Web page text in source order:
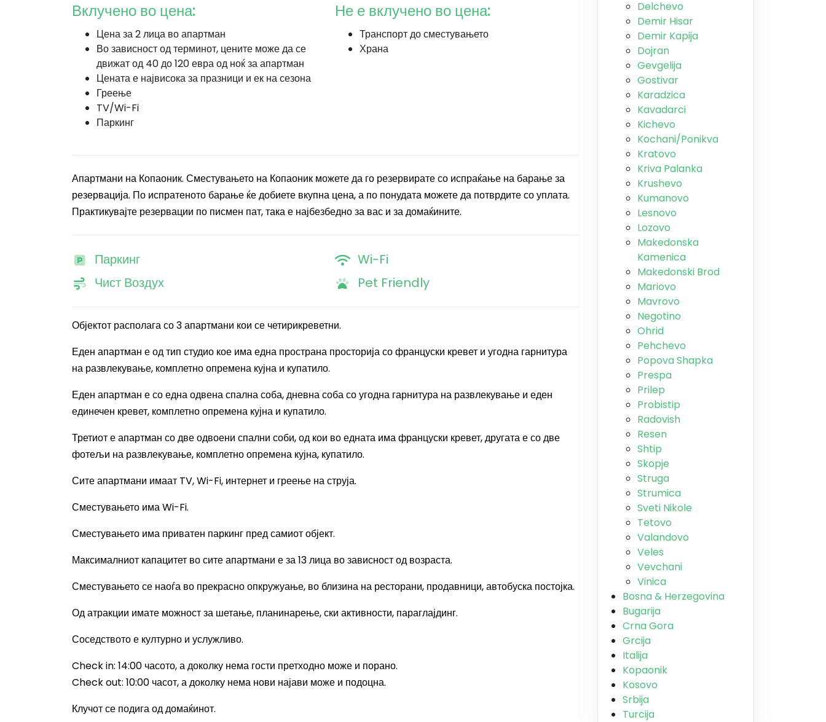
Вклучено во цена:
Цена за 2 лица во апартман
Во зависност од терминот, цените може да се
движат од 40 до 120 евра од ноќ за апартман
Цената е највисока за празници и ек на сезона
Греење
TV/Wi-Fi
Паркинг
Не е вклучено во цена:
Транспорт до сместувањето
Храна
Апартмани на Копаоник. Сместувањето на Копаоник можете да го резервирате со испраќање на барање за
резервација. По испратеното барање ќе добиете вкупна цена, а по понудата можете да потврдите со уплата.
Практикувајте резервации по писмен пат, така е најбезбедно за вас и за домаќините.
Паркинг
Wi-Fi
Чист Воздух
Pet Friendly
Објектот располага со 3 апартмани кои се четирикреветни.
Еден апартман е од тип студио кое има една пространа просторија со француски кревет и угодна гарнитура
на развлекување, комплетно опремена кујна и купатило.
Еден апартман е со една одвена спална соба, дневна соба со угодна гарнитура на развлекување и еден
единечен кревет, комплетно опремена кујна и купатило.
Третиот е апартман со две одвоени спални соби, од кои во едната има француски кревет, другата е со две
фотељи на развлекување, комплетно опремена кујна, купатило.
Сите апартмани имаат TV, Wi-Fi, интернет и греење на струја.
Сместувањето имаWi-Fi.
Сместувањето има приватен паркинг пред самиот објект.
Максималниот капацитет во сите апартмани е за 13 лица во зависност од возраста.
Сместувањето се наоѓа во прекрасно опкружуање, во близина на ресторани, продавници, автобуска постојка.
Од атракции имате можност за шетање, планинарење, ски активности, параглајдинг.
Соседството е културно и услужливо.
Check in: 14:00 часото, а доколку нема гости претходно може и порано.
Check out: 10:00 часот, а доколку нема нови најави може и подоцна.
Клучот се подига од домаќинот.
Delchevo
Demir Hisar
Demir Kapija
Dojran
Gevgelija
Gostivar
Karadzica
Kavadarci
Kichevo
Kochani/Ponikva
Kratovo
Kriva Palanka
Krushevo
Kumanovo
Lesnovo
Lozovo
Makedonska
Kamenica
Makedonski Brod
Mariovo
Mavrovo
Negotino
Ohrid
Pehchevo
Popova Shapka
Prespa
Prilep
Probistip
Radovish
Resen
Shtip
Skopje
Struga
Strumica
Sveti Nikole
Tetovo
Valandovo
Veles
Vevchani
Vinica
Bosna & Herzegovina
Bugarija
Crna Gora
Grcija
Italija
Kopaonik
Kosovo
Srbija
Turcija